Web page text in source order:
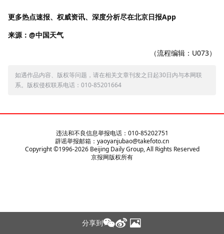
更多热点速报、权威资讯、深度分析尽在北京日报App
来源：@中国天气
（流程编辑：U073）
如遇作品内容、版权等问题，请在相关文章刊发之日起30日内与本网联
系。版权侵权联系电话：010-85201664
分享到
违法和不良信息举报电话：010-85202751
辟谣举报邮箱：yaoyanjubao@takefoto.cn
Copyright ©1996-2026Beijing Daily Group, All Rights Reserved
京报网版权所有